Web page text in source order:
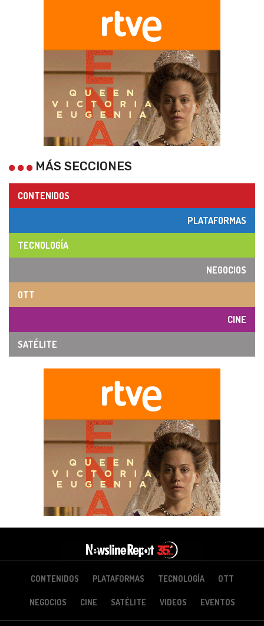
MÁS SECCIONES
CONTENIDOS
PLATAFORMAS
TECNOLOGÍA
NEGOCIOS
OTT
CINE
SATÉLITE
CONTENIDOS PLATAFORMAS TECNOLOGÍA OTT
NEGOCIOS CINE SATÉLITE VIDEOS EVENTOS